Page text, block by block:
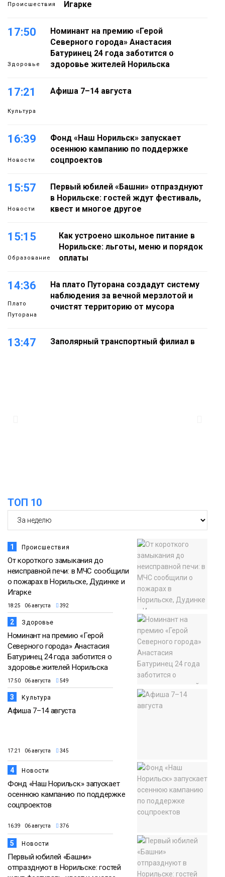
Происшествия Игарке
17:50
Здоровье
Номинант на премию «Герой
Северного города» Анастасия
Батуринец 24 года заботится о
здоровье жителей Норильска
17:21
Культура
Афиша 7–14 августа
16:39
Новости
Фонд «Наш Норильск» запускает
осеннюю кампанию по поддержке
соцпроектов
15:57
Новости
Первый юбилей «Башни» отпразднуют
в Норильске: гостей ждут фестиваль,
квест и многое другое
15:15
Образование
Как устроено школьное питание в
Норильске: льготы, меню и порядок
оплаты
14:36
Плато
Путорана
На плато Путорана создадут систему
наблюдения за вечной мерзлотой и
очистят территорию от мусора
13:47
Заполярный транспортный филиал в
ТОП 10
1 Происшествия
От короткого замыкания до
неисправной печи: в МЧС сообщили
о пожарах в Норильске, Дудинке и
Игарке
18:25 06 августа 392
2 Здоровье
Номинант на премию «Герой
Северного города» Анастасия
Батуринец 24 года заботится о
здоровье жителей Норильска
17:50 06 августа 549
3 Культура
Афиша 7–14 августа
17:21 06 августа 345
4 Новости
Фонд «Наш Норильск» запускает
осеннюю кампанию по поддержке
соцпроектов
16:39 06 августа 376
5 Новости
Первый юбилей «Башни»
отпразднуют в Норильске: гостей